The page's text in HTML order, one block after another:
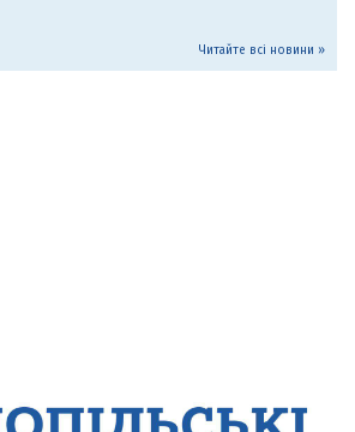
Читайте всі новини »